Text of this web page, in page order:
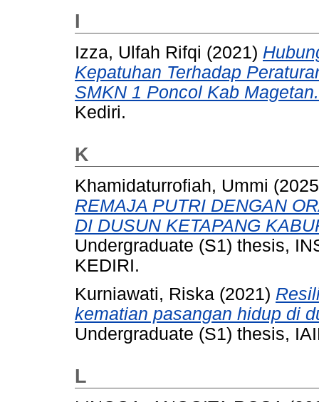
I
Izza, Ulfah Rifqi (2021)
Kepatuhan Terhadap
SMKN 1 Poncol Kab Magetan.
Kediri.
K
Khamidaturrofiah, Ummi
REMAJA PUTRI DENGAN
DI DUSUN KETAPANG
Undergraduate (S1) thesis,
KEDIRI.
Kurniawati, Riska (2021)
kematian pasangan hidup di
Undergraduate (S1) thesis,
L